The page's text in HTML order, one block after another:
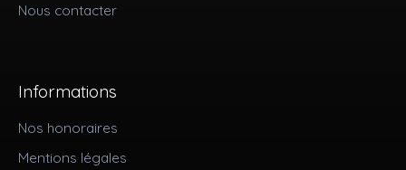
Nous contacter
Informations
Nos honoraires
Mentions légales